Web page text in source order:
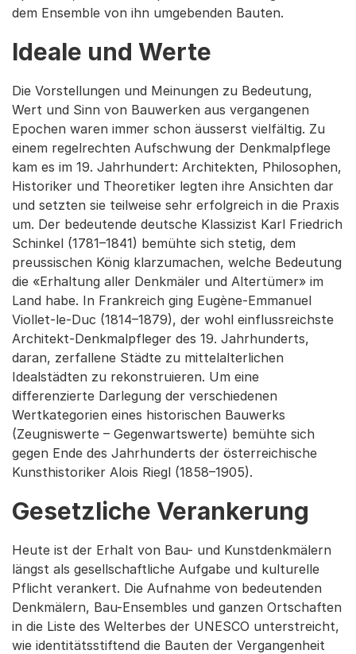
dem Ensemble von ihn umgebenden Bauten.
Ideale und Werte
Die Vorstellungen und Meinungen zu Bedeutung,
Wert und Sinn von Bauwerken aus vergangenen
Epochen waren immer schon äusserst vielfältig. Zu
einem regelrechten Aufschwung der Denkmalpflege
kam es im 19. Jahrhundert: Architekten, Philosophen,
Historiker und Theoretiker legten ihre Ansichten dar
und setzten sie teilweise sehr erfolgreich in die Praxis
um. Der bedeutende deutsche Klassizist Karl Friedrich
Schinkel (1781–1841) bemühte sich stetig, dem
preussischen König klarzumachen, welche Bedeutung
die «Erhaltung aller Denkmäler und Altertümer» im
Land habe. In Frankreich ging Eugène-Emmanuel
Viollet-le-Duc (1814–1879), der wohl einflussreichste
Architekt-Denkmalpfleger des 19. Jahrhunderts,
daran, zerfallene Städte zu mittelalterlichen
Idealstädten zu rekonstruieren. Um eine
differenzierte Darlegung der verschiedenen
Wertkategorien eines historischen Bauwerks
(Zeugniswerte – Gegenwartswerte) bemühte sich
gegen Ende des Jahrhunderts der österreichische
Kunsthistoriker Alois Riegl (1858–1905).
Gesetzliche Verankerung
Heute ist der Erhalt von Bau- und Kunstdenkmälern
längst als gesellschaftliche Aufgabe und kulturelle
Pflicht verankert. Die Aufnahme von bedeutenden
Denkmälern, Bau-Ensembles und ganzen Ortschaften
in die Liste des Welterbes der UNESCO unterstreicht,
wie identitätsstiftend die Bauten der Vergangenheit